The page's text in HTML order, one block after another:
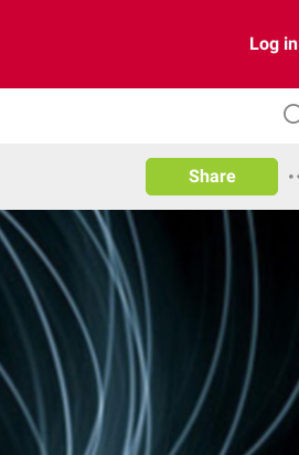
Log in
Share